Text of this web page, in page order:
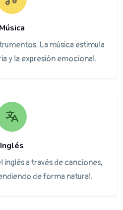
Música
La música estimula
y la expresión emocional.
Inglés
a través de canciones,
de forma natural.